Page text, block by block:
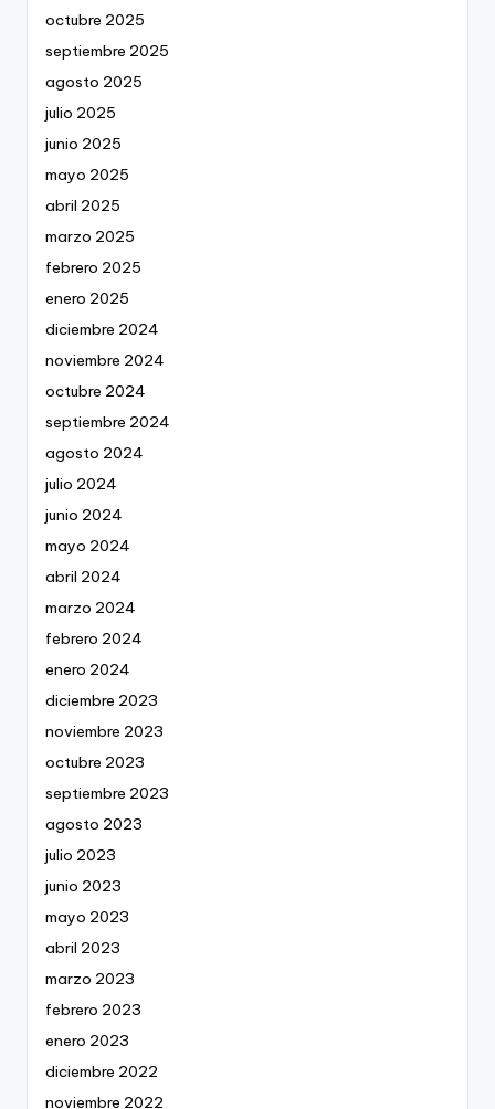
octubre 2025
septiembre 2025
agosto 2025
julio 2025
junio 2025
mayo 2025
abril 2025
marzo 2025
febrero 2025
enero 2025
diciembre 2024
noviembre 2024
octubre 2024
septiembre 2024
agosto 2024
julio 2024
junio 2024
mayo 2024
abril 2024
marzo 2024
febrero 2024
enero 2024
diciembre 2023
noviembre 2023
octubre 2023
septiembre 2023
agosto 2023
julio 2023
junio 2023
mayo 2023
abril 2023
marzo 2023
febrero 2023
enero 2023
diciembre 2022
noviembre 2022